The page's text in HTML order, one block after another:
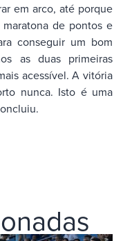
em arco, até porque
de pontos e
conseguir um bom
as duas primeiras
acessível. A vitória
nunca. Isto é uma